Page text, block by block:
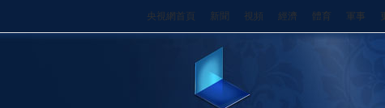
央視網首頁 新聞 視頻 經濟 體育 軍事